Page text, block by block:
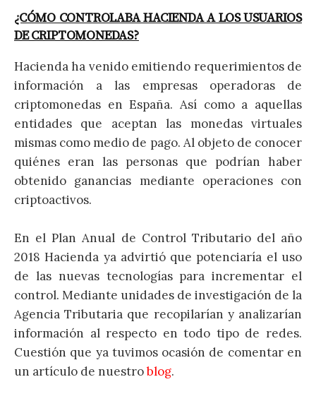
¿CÓMO CONTROLABA HACIENDA A LOS USUARIOS
DE CRIPTOMONEDAS?
Hacienda ha venido emitiendo requerimientos de
información a las empresas operadoras de
criptomonedas en España. Así como a aquellas
entidades que aceptan las monedas virtuales
mismas como medio de pago. Al objeto de conocer
quiénes eran las personas que podrían haber
obtenido ganancias mediante operaciones con
criptoactivos.
En el Plan Anual de Control Tributario del año
2018 Hacienda ya advirtió que potenciaría el uso
de las nuevas tecnologías para incrementar el
control. Mediante unidades de investigación de la
Agencia Tributaria que recopilarían y analizarían
información al respecto en todo tipo de redes.
Cuestión que ya tuvimos ocasión de comentar en
un artículo de nuestroblog.